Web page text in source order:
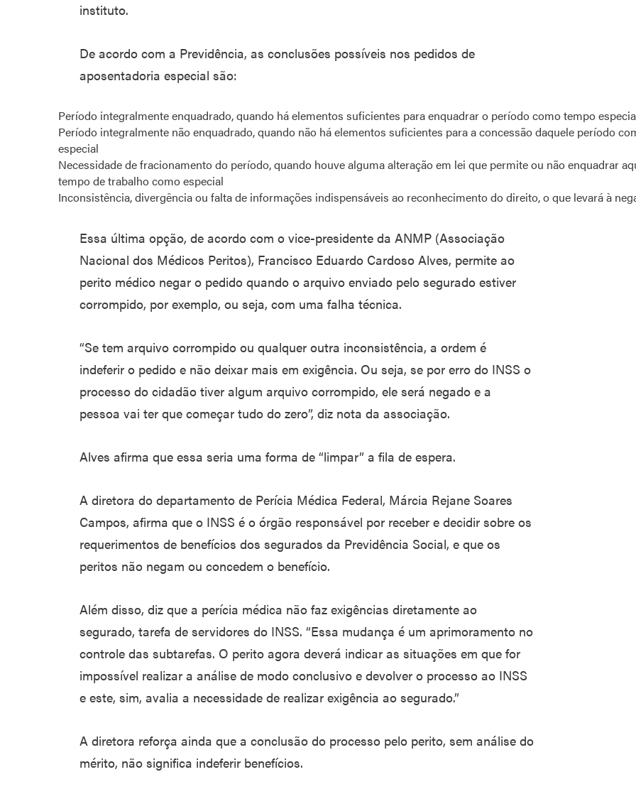
instituto.
De acordo com a Previdência, as conclusões possíveis nos pedidos de
aposentadoria especial são:
Período integralmente enquadrado, quando há elementos suficientes para enquadrar o período como tempo
Período integralmente não enquadrado, quando não há elementos suficientes para a concessão daquele período
especial
Necessidade de fracionamento do período, quando houve alguma alteração em lei que permite ou não enquadrar
tempo de trabalho como especial
Inconsistência, divergência ou falta de informações indispensáveis ao reconhecimento do direito, o que levará à
Essa última opção, de acordo com o vice-presidente da ANMP (Associação
Nacional dos Médicos Peritos), Francisco Eduardo Cardoso Alves, permite ao
perito médico negar o pedido quando o arquivo enviado pelo segurado estiver
corrompido, por exemplo, ou seja, com uma falha técnica.
“Se tem arquivo corrompido ou qualquer outra inconsistência, a ordem é
indeferir o pedido e não deixar mais em exigência. Ou seja, se por erro do INSS o
processo do cidadão tiver algum arquivo corrompido, ele será negado e a
pessoa vai ter que começar tudo do zero”, diz nota da associação.
Alves afirma que essa seria uma forma de “limpar” a fila de espera.
A diretora do departamento de Perícia Médica Federal, Márcia Rejane Soares
Campos, afirma que o INSS é o órgão responsável por receber e decidir sobre os
requerimentos de benefícios dos segurados da Previdência Social, e que os
peritos não negam ou concedem o benefício.
Além disso, diz que a perícia médica não faz exigências diretamente ao
segurado, tarefa de servidores do INSS. “Essa mudança é um aprimoramento no
controle das subtarefas. O perito agora deverá indicar as situações em que for
impossível realizar a análise de modo conclusivo e devolver o processo ao INSS
e este, sim, avalia a necessidade de realizar exigência ao segurado.”
A diretora reforça ainda que a conclusão do processo pelo perito, sem análise do
mérito, não significa indeferir benefícios.